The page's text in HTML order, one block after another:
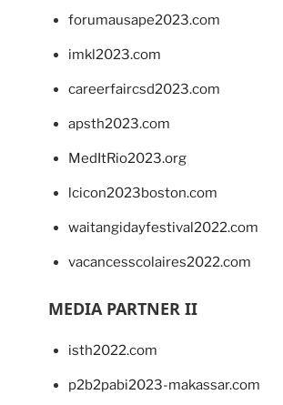
forumausape2023.com
imkl2023.com
careerfaircsd2023.com
apsth2023.com
MedItRio2023.org
lcicon2023boston.com
waitangidayfestival2022.com
vacancesscolaires2022.com
MEDIA PARTNER II
isth2022.com
p2b2pabi2023-makassar.com